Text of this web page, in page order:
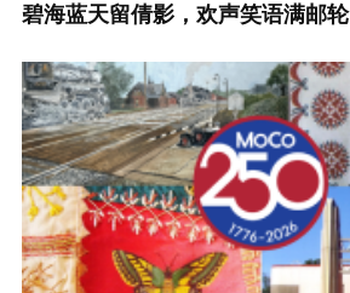
碧海蓝天留倩影，欢声笑语满邮轮